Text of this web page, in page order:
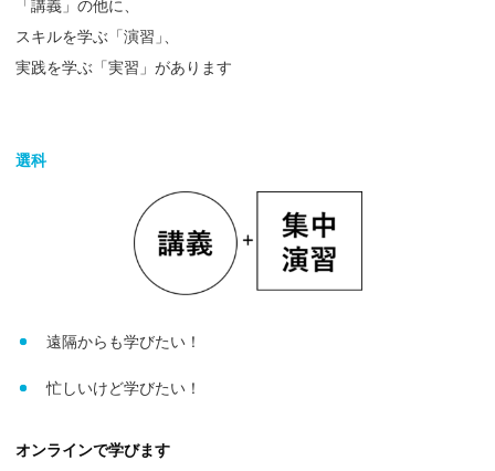
「講義」の他に、
スキルを学ぶ「演習 」、
実践を学ぶ「実習」があります
選科
遠隔からも学びたい！
忙しいけど学びたい！
オンラインで学びます